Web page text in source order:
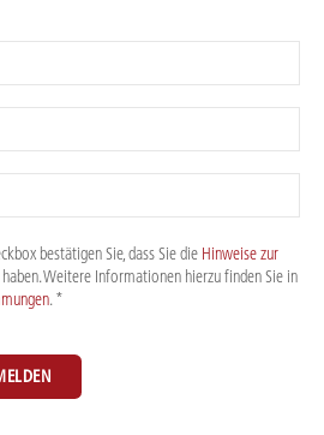
bestätigen Sie, dass Sie die Hinweise zur
Weitere Informationen hierzu finden Sie in
. *